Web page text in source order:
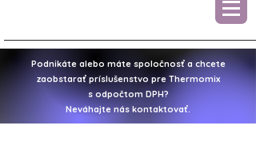
Podnikáte alebo máte spoločnosť a chcete
zaobstarať príslušenstvo pre Thermomix
s odpočtom DPH?
Neváhajte nás kontaktovať.